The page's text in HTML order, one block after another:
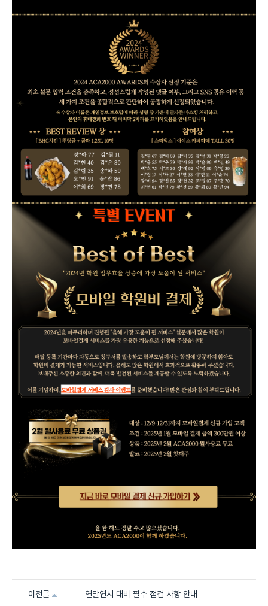
이전글 연말연시 대비 필수 점검 사항 안내